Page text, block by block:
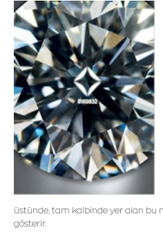
üstünde, tam kalbinde yer alan bu
gösterir.